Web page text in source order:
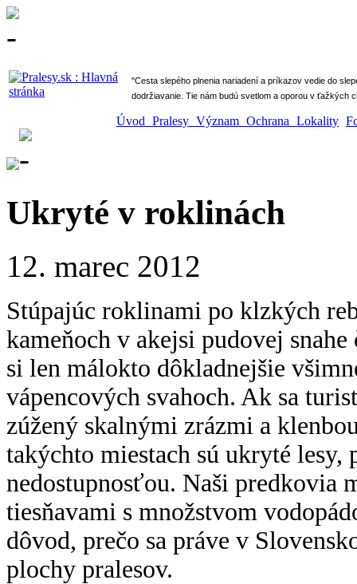
" Cesta slepého plnenia nariadení a príkazov vedie do
dodržiavanie. Tie nám budú svetlom a oporou v ťažkých
Úvod Pralesy Význam Ochrana Lokality
Ukryté v roklinách
12. marec 2012
Stúpajúc roklinami po klzkých
kameňoch v akejsi pudovej
si len málokto dôkladnejšie
vápencových svahoch. Ak sa
zúžený skalnými zrázmi a
takýchto miestach sú ukryté lesy,
nedostupnosťou. Naši predkovia
tiesňavami s množstvom
dôvod, prečo sa práve v
plochy pralesov.